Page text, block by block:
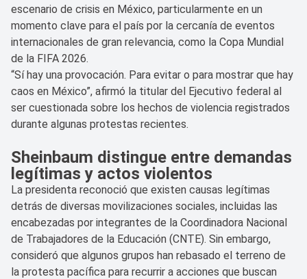
escenario de crisis en México, particularmente en un
momento clave para el país por la cercanía de eventos
internacionales de gran relevancia, como la Copa Mundial
de la FIFA 2026.
“Sí hay una provocación. Para evitar o para mostrar que hay
caos en México”, afirmó la titular del Ejecutivo federal al
ser cuestionada sobre los hechos de violencia registrados
durante algunas protestas recientes.
Sheinbaum distingue entre demandas
legítimas y actos violentos
La presidenta reconoció que existen causas legítimas
detrás de diversas movilizaciones sociales, incluidas las
encabezadas por integrantes de la Coordinadora Nacional
de Trabajadores de la Educación (CNTE). Sin embargo,
consideró que algunos grupos han rebasado el terreno de
la protesta pacífica para recurrir a acciones que buscan